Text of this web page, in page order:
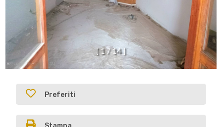
[ 1 / 14
Preferiti